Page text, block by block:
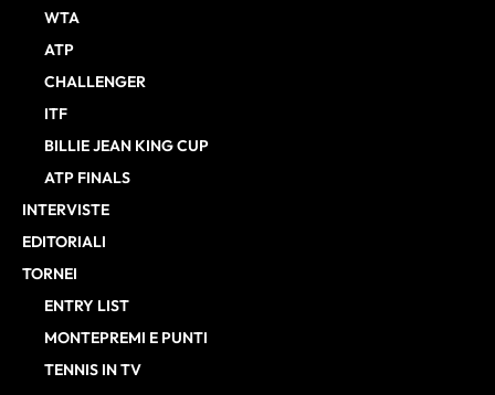
WTA
ATP
CHALLENGER
ITF
BILLIE JEAN KING CUP
ATP FINALS
INTERVISTE
EDITORIALI
TORNEI
ENTRY LIST
MONTEPREMI E PUNTI
TENNIS IN TV